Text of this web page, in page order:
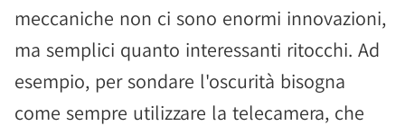
meccaniche non ci sono enormi innovazioni,
ma semplici quanto interessanti ritocchi. Ad
esempio, per sondare l'oscurità bisogna
come sempre utilizzare la telecamera, che